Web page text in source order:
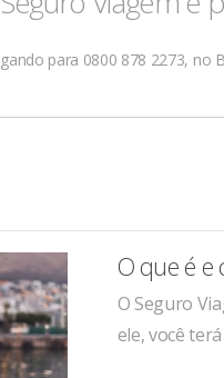
para 0800 878 2273, no
O que é e
O Seguro
ele, você